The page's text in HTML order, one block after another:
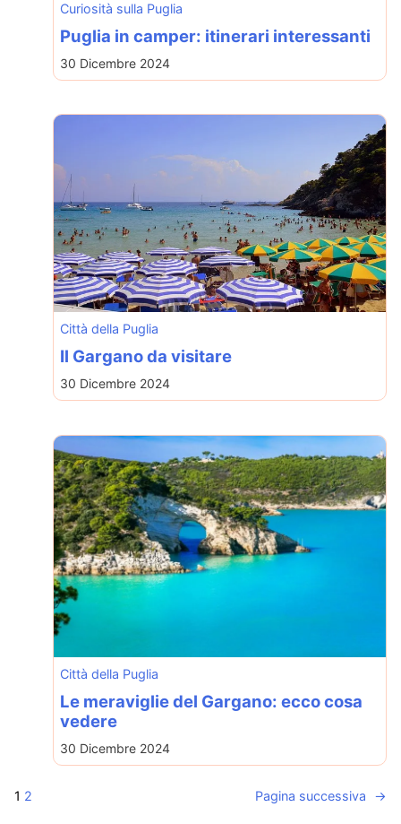
Curiosità sulla Puglia
Puglia in camper: itinerari interessanti
30 Dicembre 2024
Città della Puglia
Il Gargano da visitare
30 Dicembre 2024
Città della Puglia
Le meraviglie del Gargano: ecco cosa
vedere
30 Dicembre 2024
1 2 Pagina successiva →